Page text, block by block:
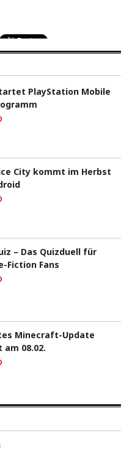
PlayStation Mobile
City kommt im Herbst
– Das Quizduell für
Fiction Fans
Minecraft-Update
08.02.